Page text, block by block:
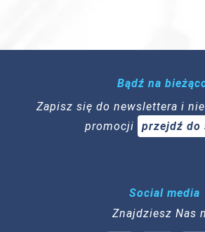
Bądź na
Zapisz się do newslettera i
promocji
przejdź do
Social media
Znajdziesz Nas